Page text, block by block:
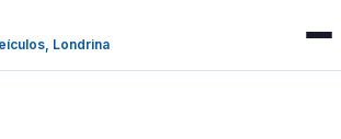
Londrina